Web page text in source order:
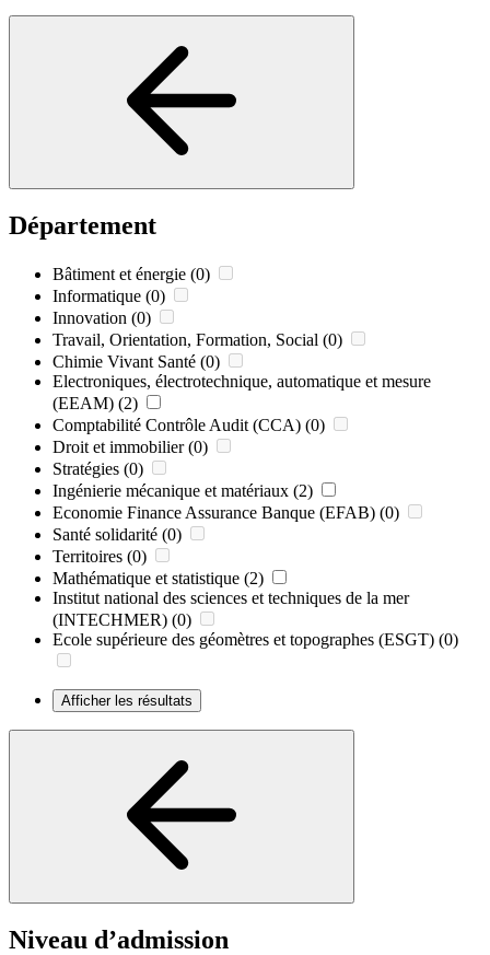
Département
Bâtiment et énergie (0)
Informatique (0)
Innovation (0)
Travail, Orientation, Formation, Social (0)
Chimie Vivant Santé (0)
Electroniques, électrotechnique, automatique et mesure
(EEAM) (2)
Comptabilité Contrôle Audit (CCA) (0)
Droit et immobilier (0)
Stratégies (0)
Ingénierie mécanique et matériaux (2)
Economie Finance Assurance Banque (EFAB) (0)
Santé solidarité (0)
Territoires (0)
Mathématique et statistique (2)
Institut national des sciences et techniques de la mer
(INTECHMER) (0)
Ecole supérieure des géomètres et topographes (ESGT) (0)
Afficher les résultats
Niveau d’admission